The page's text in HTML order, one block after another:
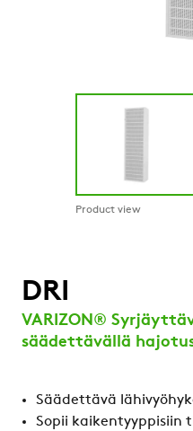
Product view
DRI
VARIZON®
säädettävällä
Säädettävä
Sopii kaikentyyppisiin